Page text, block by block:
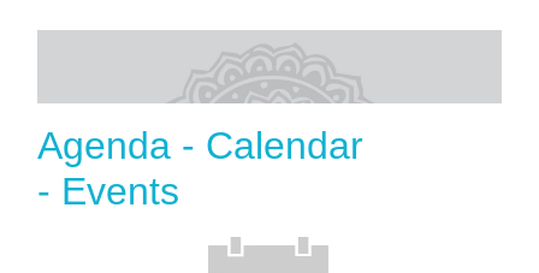
Agenda - Calendar
- Events